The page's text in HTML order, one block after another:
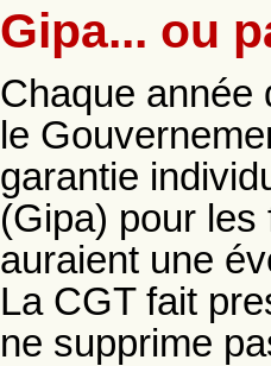
Gipa... ou
Chaque année
le
garantie
(Gipa) pour
auraient une
La CGT fait
ne supprime